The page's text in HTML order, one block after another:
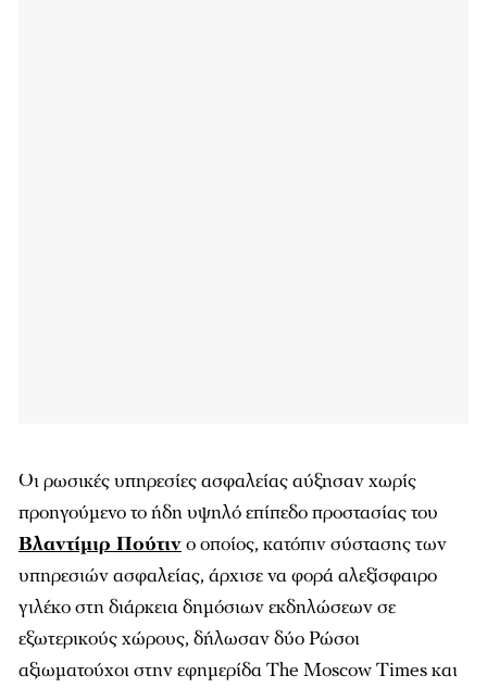
Οι ρωσικές υπηρεσίες ασφαλείας αύξησαν χωρίς
προηγούμενο το ήδη υψηλό επίπεδο προστασίας του
Βλαντίμιρ Πούτινο οποίος, κατόπιν σύστασης των
υπηρεσιών ασφαλείας, άρχισε να φορά αλεξίσφαιρο
γιλέκο στη διάρκεια δημόσιων εκδηλώσεων σε
εξωτερικούς χώρους, δήλωσαν δύο Ρώσοι
αξιωματούχοι στην εφημερίδα The Moscow Times και